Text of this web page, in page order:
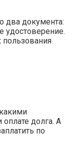
два документа:
удостоверение.
пользования
оплате долга. А
по